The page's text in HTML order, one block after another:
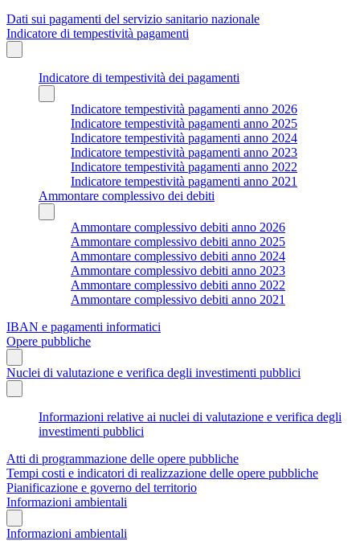
Dati sui pagamenti del servizio sanitario nazionale
Indicatore di tempestività pagamenti
Indicatore di tempestività dei pagamenti
Indicatore tempestività pagamenti anno 2026
Indicatore tempestività pagamenti anno 2025
Indicatore tempestività pagamenti anno 2024
Indicatore tempestività pagamenti anno 2023
Indicatore tempestività pagamenti anno 2022
Indicatore tempestività pagamenti anno 2021
Ammontare complessivo dei debiti
Ammontare complessivo debiti anno 2026
Ammontare complessivo debiti anno 2025
Ammontare complessivo debiti anno 2024
Ammontare complessivo debiti anno 2023
Ammontare complessivo debiti anno 2022
Ammontare complessivo debiti anno 2021
IBAN e pagamenti informatici
Opere pubbliche
Nuclei di valutazione e verifica degli investimenti pubblici
Informazioni relative ai nuclei di valutazione e verifica degli
investimenti pubblici
Atti di programmazione delle opere pubbliche
Tempi costi e indicatori di realizzazione delle opere pubbliche
Pianificazione e governo del territorio
Informazioni ambientali
Informazioni ambientali